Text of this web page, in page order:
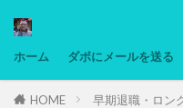
ホーム ダボにメールを送る
HOME 早期退職・ロン
タグ